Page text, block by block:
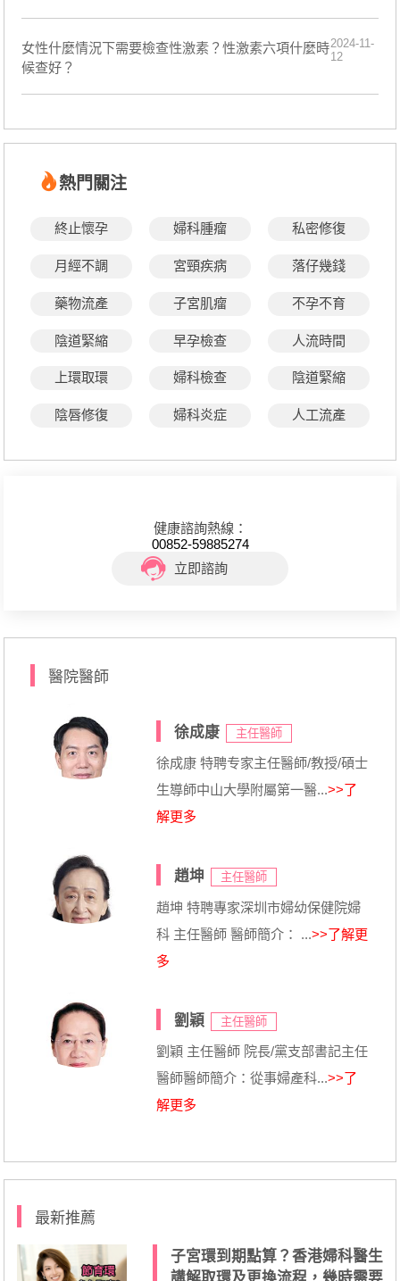
女性什麼情況下需要檢查性激素？性激素六項什麼時
候查好？
2024-11-
12
熱門關注
終止懷孕 婦科腫瘤 私密修復
月經不調 宮頸疾病 落仔幾錢
藥物流產 子宮肌瘤 不孕不育
陰道緊縮 早孕檢查 人流時間
上環取環 婦科檢查 陰道緊縮
陰唇修復 婦科炎症 人工流產
健康諮詢熱線：
00852-59885274
立即諮詢
醫院醫師
徐成康 主任醫師
徐成康 特聘专家主任醫師/教授/碩士
生導師中山大學附屬第一醫...>>了
解更多
趙坤 主任醫師
趙坤 特聘專家深圳市婦幼保健院婦
科 主任醫師 醫師簡介： ...>>了解更
多
劉穎 主任醫師
劉穎 主任醫師 院長/黨支部書記主任
醫師醫師簡介：從事婦產科...>>了
解更多
最新推薦
子宮環到期點算？香港婦科醫生